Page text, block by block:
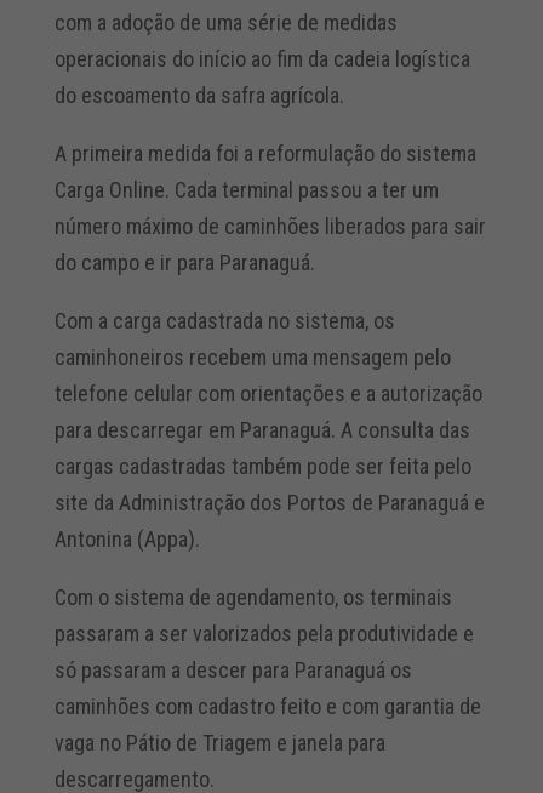
com a adoção de uma série de medidas
operacionais do início ao fim da cadeia logística
do escoamento da safra agrícola.
A primeira medida foi a reformulação do sistema
Carga Online. Cada terminal passou a ter um
número máximo de caminhões liberados para sair
do campo e ir para Paranaguá.
Com a carga cadastrada no sistema, os
caminhoneiros recebem uma mensagem pelo
telefone celular com orientações e a autorização
para descarregar em Paranaguá. A consulta das
cargas cadastradas também pode ser feita pelo
site da Administração dos Portos de Paranaguá e
Antonina (Appa).
Com o sistema de agendamento, os terminais
passaram a ser valorizados pela produtividade e
só passaram a descer para Paranaguá os
caminhões com cadastro feito e com garantia de
vaga no Pátio de Triagem e janela para
descarregamento.